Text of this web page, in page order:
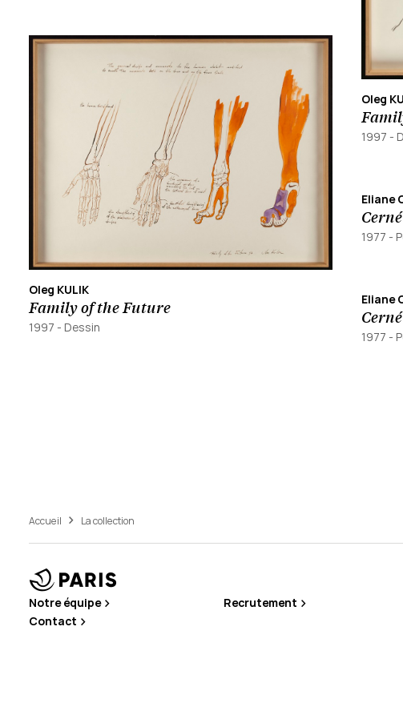
Oleg
1997 -
Oleg KULIK
Family of the Future
1997 - Dessin
Eliane
1977 -
Eliane
1977 -
Accueil La collection
Notre équipe
Recrutement
Contact